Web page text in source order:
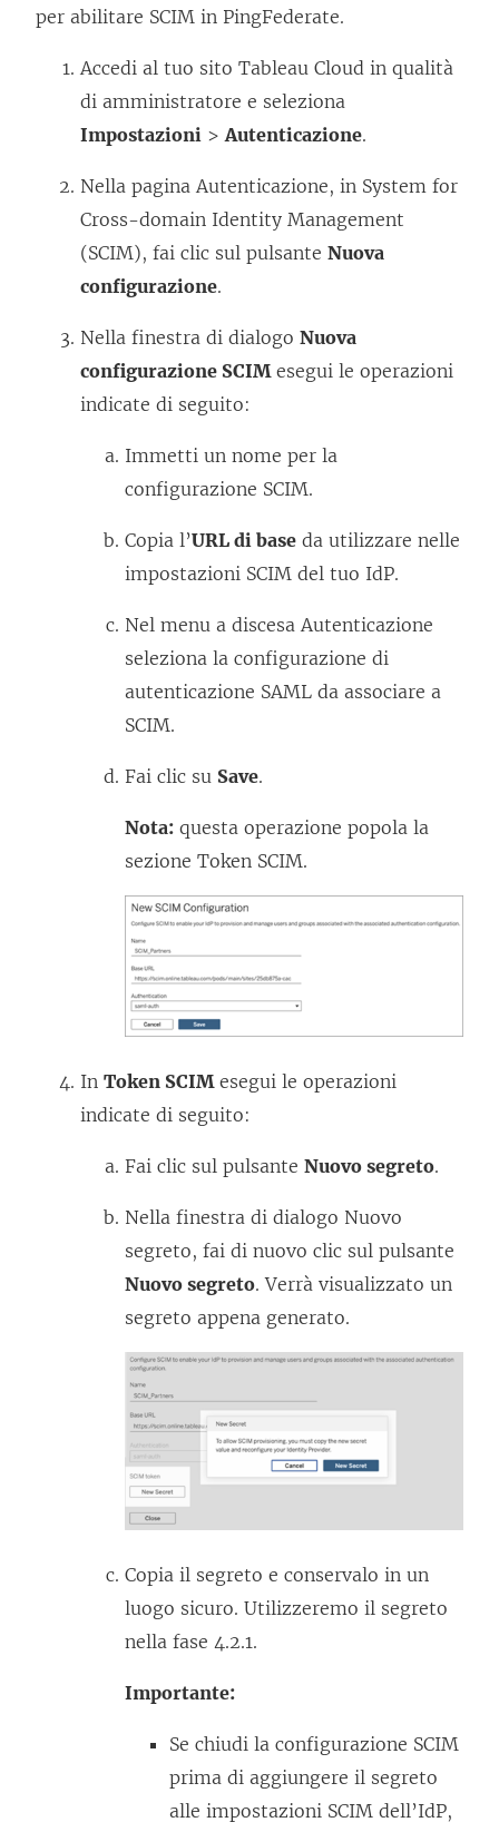
per abilitare SCIM in PingFederate.
Accedi al tuo sito Tableau Cloud in qualità
di amministratore e seleziona
Impostazioni >Autenticazione.
Nella pagina Autenticazione, in System for
Cross-domain Identity Management
(SCIM), fai clic sul pulsante Nuova
configurazione.
Nella finestra di dialogo Nuova
configurazione SCIMesegui le operazioni
indicate di seguito:
Immetti un nome per la
configurazione SCIM.
Copia l’URL di base da utilizzare nelle
impostazioni SCIM del tuo IdP.
Nel menu a discesa Autenticazione
seleziona la configurazione di
autenticazione SAML da associare a
SCIM.
Fai clic su Save.
Nota: questa operazione popola la
sezione Token SCIM.
In Token SCIMesegui le operazioni
indicate di seguito:
Fai clic sul pulsante Nuovo segreto.
Nella finestra di dialogo Nuovo
segreto, fai di nuovo clic sul pulsante
Nuovo segreto. Verrà visualizzato un
segreto appena generato.
Copia il segreto e conservalo in un
luogo sicuro. Utilizzeremo il segreto
nella fase 4.2.1.
Importante:
Se chiudi la configurazione SCIM
prima di aggiungere il segreto
alle impostazioni SCIM dell’IdP,